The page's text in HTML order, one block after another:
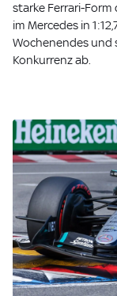
starke Ferrari-
im Mercedes in
Wochenendes und
Konkurrenz ab.